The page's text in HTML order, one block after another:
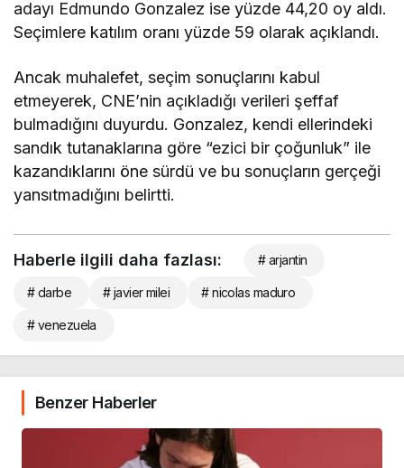
adayı Edmundo Gonzalez ise yüzde 44,20 oy aldı.
Seçimlere katılım oranı yüzde 59 olarak açıklandı.
Ancak muhalefet, seçim sonuçlarını kabul
etmeyerek, CNE’nin açıkladığı verileri şeffaf
bulmadığını duyurdu. Gonzalez, kendi ellerindeki
sandık tutanaklarına göre “ezici bir çoğunluk” ile
kazandıklarını öne sürdü ve bu sonuçların gerçeği
yansıtmadığını belirtti.
Haberle ilgili daha fazlası: # arjantin
# darbe # javier milei # nicolas maduro
# venezuela
Benzer Haberler